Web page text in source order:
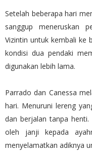
Setelah beberapa hari
sanggup meneruskan
Vizintin untuk kembali ke
kondisi dua pendaki
digunakan lebih lama.
Parrado dan Canessa
hari. Menuruni lereng
dan berjalan tanpa
oleh janji kepada
menyelamatkan adiknya